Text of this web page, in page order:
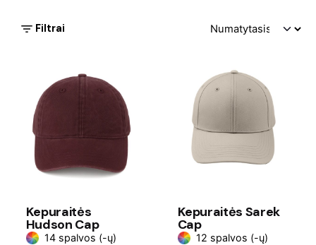
Filtrai
Kepuraitės
Hudson Cap
14 spalvos (-ų)
Kepuraitės Sarek
Cap
12 spalvos (-ų)